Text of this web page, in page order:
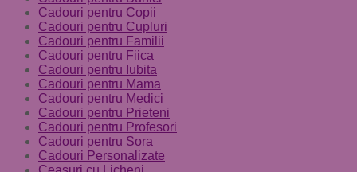
Cadouri pentru Copii
Cadouri pentru Cupluri
Cadouri pentru Familii
Cadouri pentru Fiica
Cadouri pentru Iubita
Cadouri pentru Mama
Cadouri pentru Medici
Cadouri pentru Prieteni
Cadouri pentru Profesori
Cadouri pentru Sora
Cadouri Personalizate